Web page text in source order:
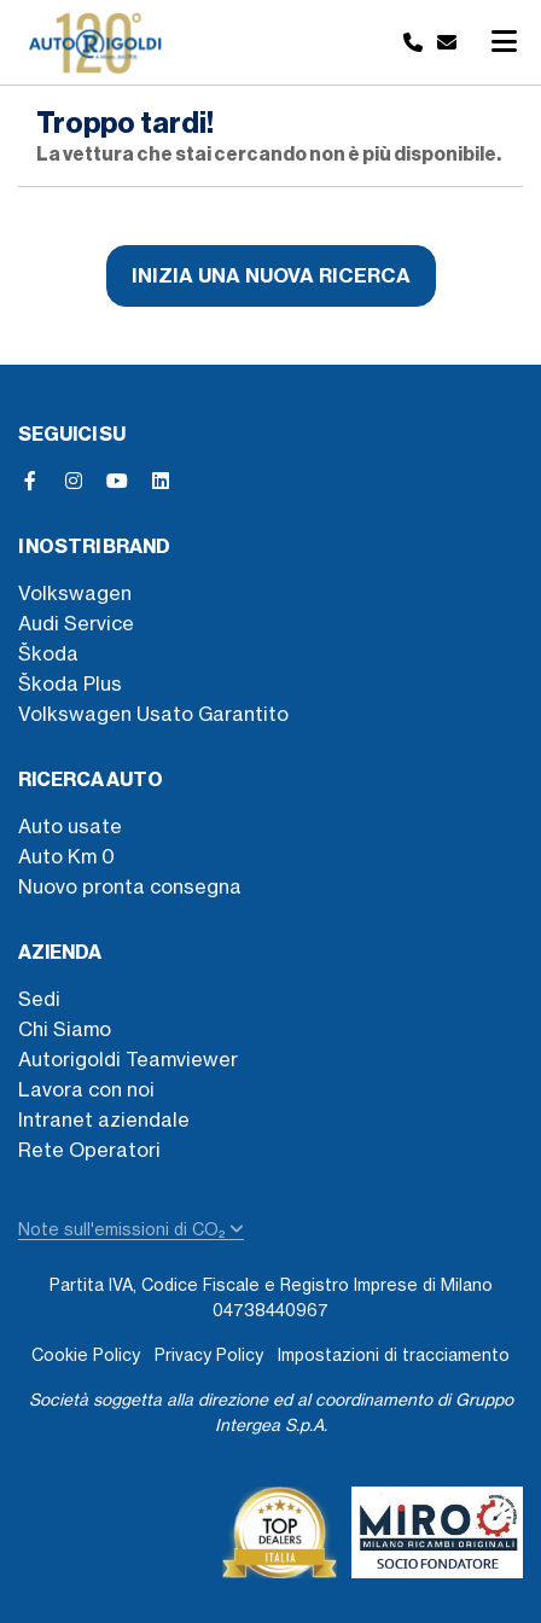
Troppo tardi!
La vettura che stai cercando non è più disponibile.
INIZIA UNA NUOVA RICERCA
SEGUICI SU
I NOSTRI BRAND
Volkswagen
Audi Service
Škoda
Škoda Plus
Volkswagen Usato Garantito
RICERCA AUTO
Auto usate
Auto Km 0
Nuovo pronta consegna
AZIENDA
Sedi
Chi Siamo
Autorigoldi Teamviewer
Lavora con noi
Intranet aziendale
Rete Operatori
Note sull'emissioni di CO₂
Partita IVA, Codice Fiscale e Registro Imprese di Milano
04738440967
Cookie Policy Privacy Policy Impostazioni di tracciamento
Società soggetta alla direzione ed al coordinamento di Gruppo
Intergea S.p.A.